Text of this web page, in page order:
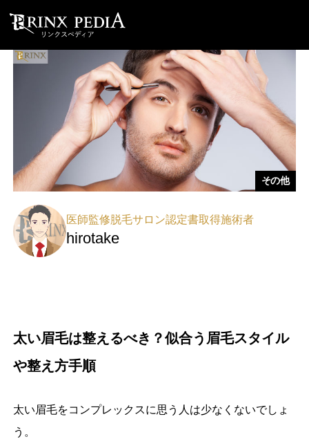
その他
医師監修脱毛サロン認定書取得施術者
hirotake
太い眉毛は整えるべき？似合う眉毛スタイル
や整え方手順
太い眉毛をコンプレックスに思う人は少なくないでしょ
う。